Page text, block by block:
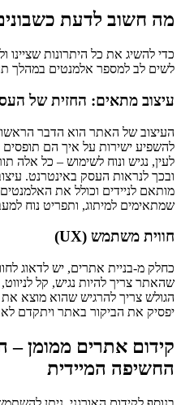
מה חשוב לדעת
כדי להשיג את כל היתרונות
לשים לב למספר אלמנטים במהלך
עיצוב מתאים: החזית של
העיצוב של האתר הוא הדבר
להשפיע ישירות על איך הם
לעין, נגיש ונוח לשימוש – כל אלה
ובכך לנראות העסק באינטרנט.
מותאם לניידים וכולל את
שמתאימים למיתוג, ותפריט נוח
חווית משתמש (UX)
כחלק מ-בניית אתרים, יש לדאוג
שהאתר צריך להיות נגיש, קל
הגולש צריך להרגיש שהוא מוצא
יפסיק את הביקור באתר ויתקדם
קידום אתרים ממומן –
החשיפה המיידית